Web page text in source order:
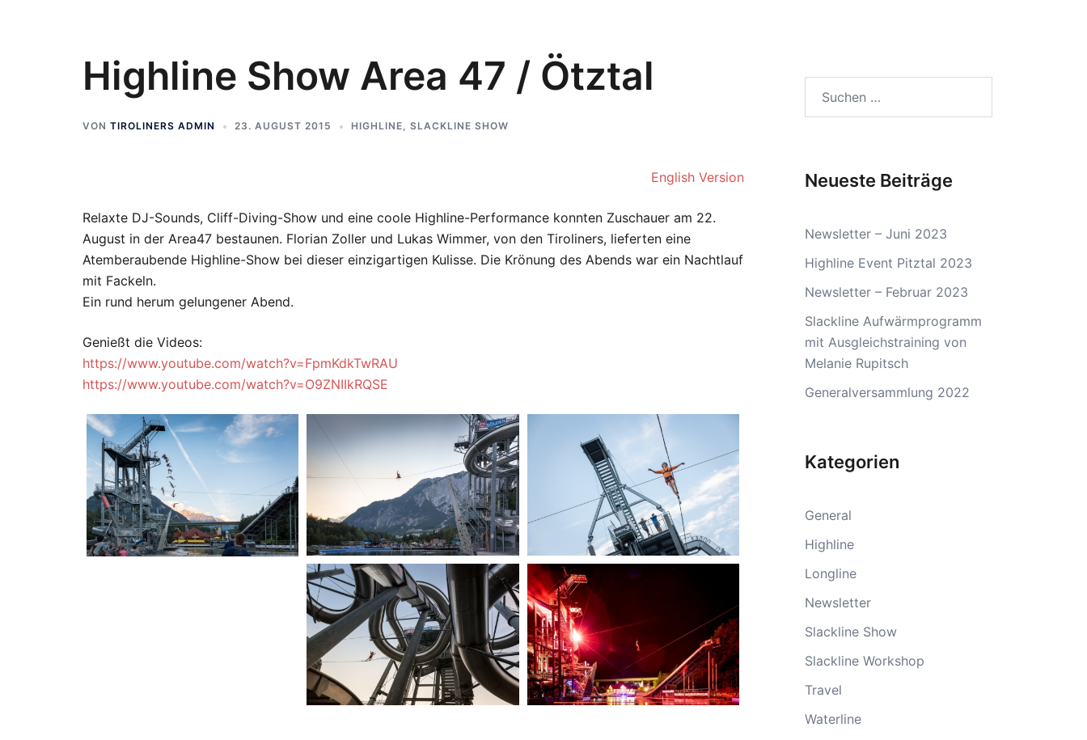
Highline Show Area 47 / Ötztal
VON TIROLINERS ADMIN 23. AUGUST 2015 HIGHLINE SLACKLINE SHOW
English Version
Relaxte DJ-Sounds, Cliff-Diving-Show und eine coole Highline-Performance konnten Zuschauer am 22.
August in der Area47 bestaunen. Florian Zoller und Lukas Wimmer, von den Tiroliners, lieferten eine
Atemberaubende Highline-Show bei dieser einzigartigen Kulisse. Die Krönung des Abends war ein Nachtlauf
mit Fackeln.
Ein rund herum gelungener Abend.
Genießt die Videos:
https://www.youtube.com/watch?v=FpmKdkTwRAU
https://www.youtube.com/watch?v=O9ZNIIkRQSE
nach:
Neueste Beiträge
Newsletter – Juni 2023
Highline Event Pitztal 2023
Newsletter – Februar 2023
Slackline Aufwärmprogramm
mit Ausgleichstraining von
Melanie Rupitsch
Generalversammlung 2022
Kategorien
General
Highline
Longline
Newsletter
Slackline Show
Slackline Workshop
Travel
Waterline